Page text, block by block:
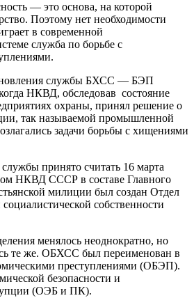
— это основа, на которой
Поэтому нет необходимости
в современной
служба по борьбе с
службы БХСС — БЭП
НКВД, обследовав состояние
охраны, принял решение о
так называемой промышленной
задачи борьбы с хищениями
принято считать 16 марта
НКВД СССР в составе Главного
милиции был создан Отдел
собственности
менялось неоднократно, но
те же. ОБХСС был переименован в
преступлениями (ОБЭП).
безопасности и
(ОЭБ и ПК).